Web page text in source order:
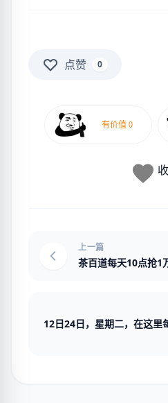
点赞 0
上一篇
茶百道每天10点抢1
12日24日，星期二，在这里